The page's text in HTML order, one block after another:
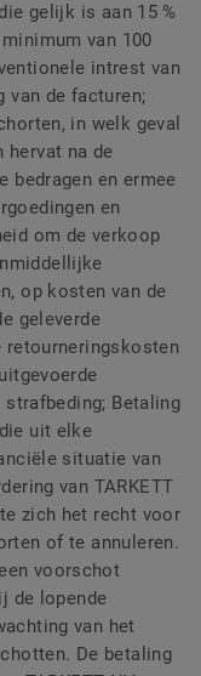
gelijk is aan 15 %
van 100
intrest van
van de facturen;
in welk geval
hervat na de
bedragen en ermee
en
om de verkoop
op kosten van de
geleverde
retourneringskosten
Betaling
uit elke
situatie van
van TARKETT
zich het recht voor
of te annuleren.
voorschot
de lopende
van het
De betaling